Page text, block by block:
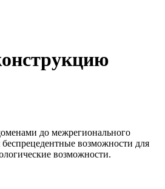
до межрегионального
возможности для
возможности.